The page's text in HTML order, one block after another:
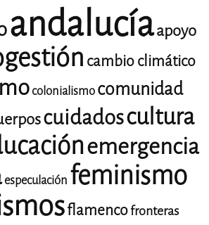
andalucíaapoyo
cambio climático
colonialismocomunidad
cuidadoscultura
emergencia
especulación feminismo
flamencofronteras